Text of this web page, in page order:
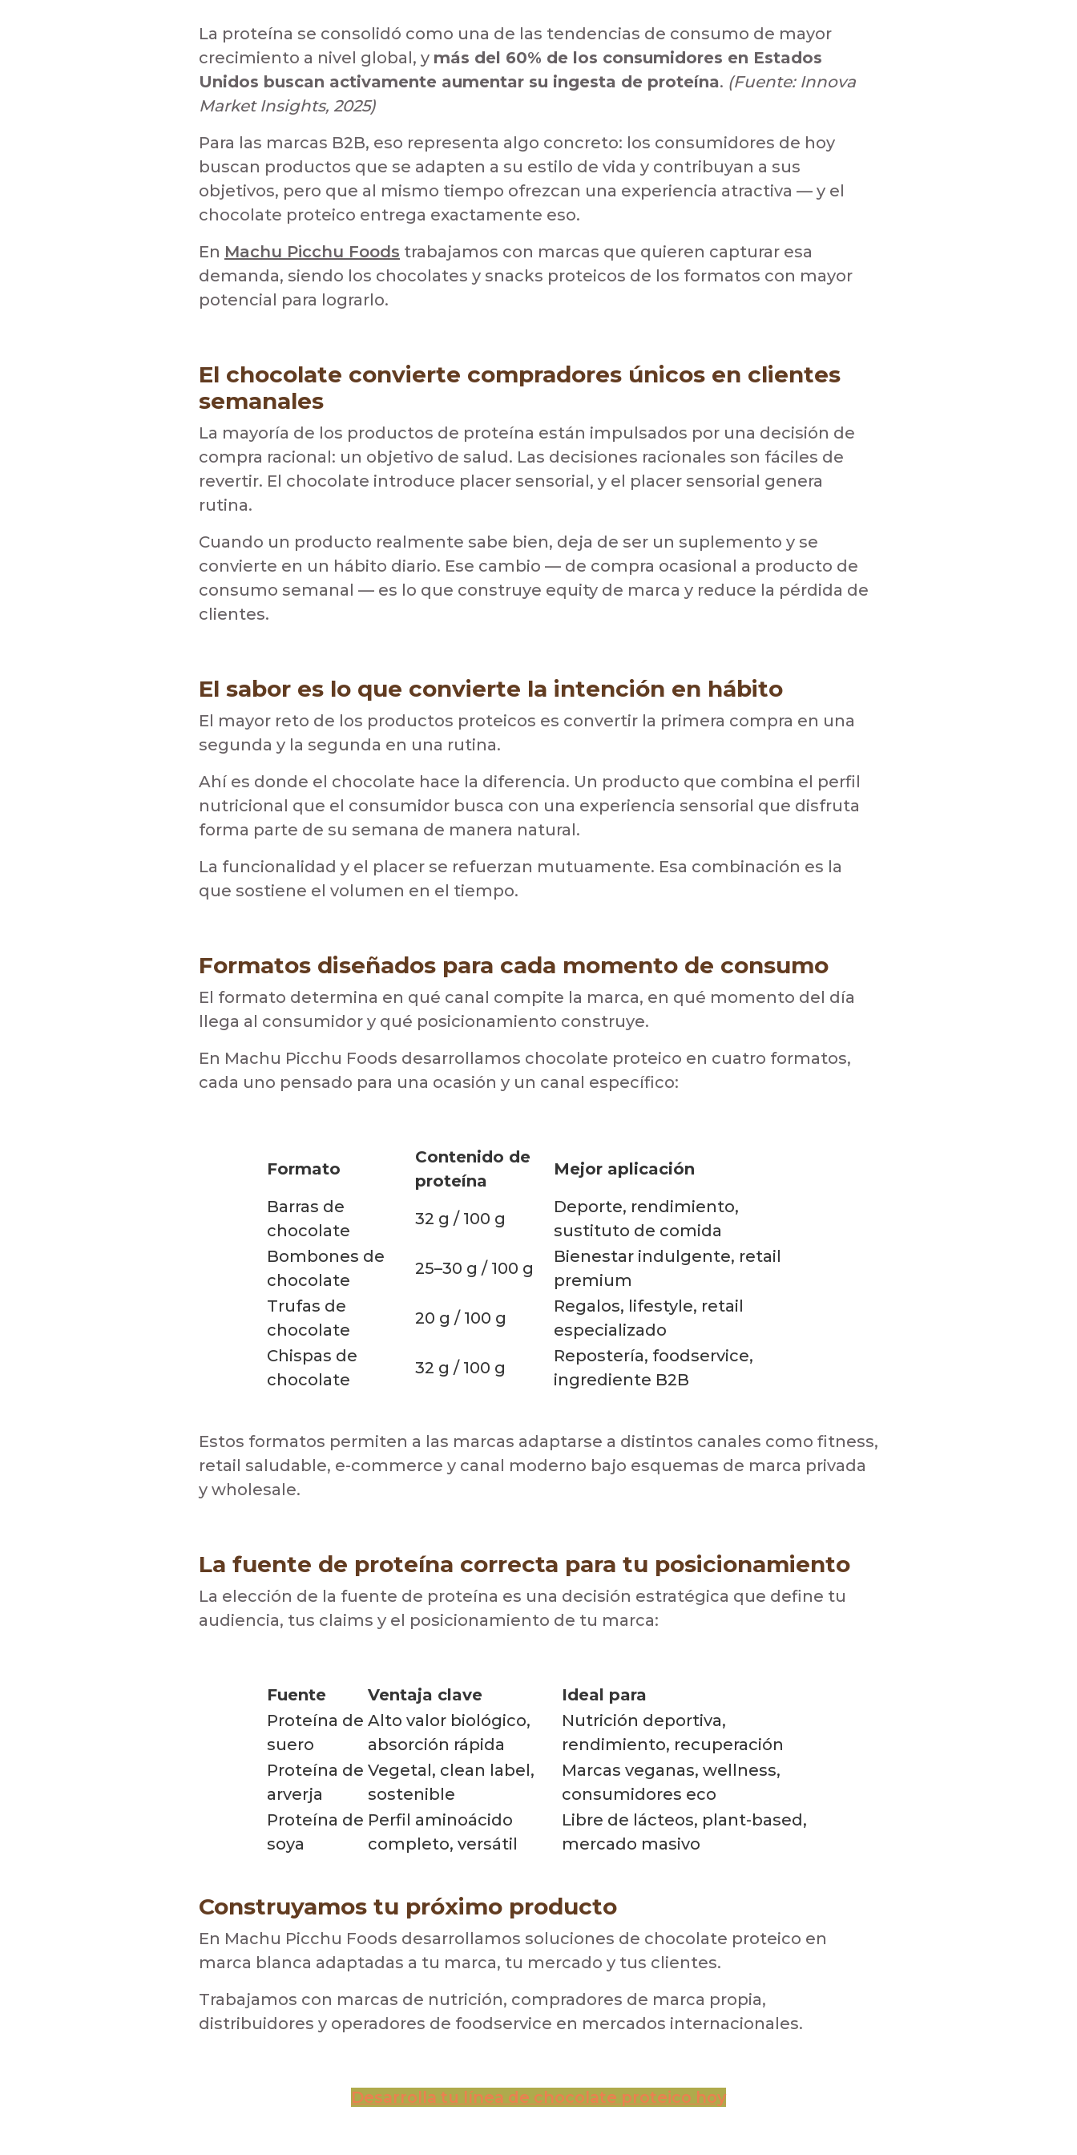
La proteína se consolidó como una de las tendencias de consumo de mayor
crecimiento a nivel global, y más del 60% de los consumidores en Estados
Unidos buscan activamente aumentar su ingesta de proteína. (Fuente: Innova
Market Insights, 2025)
Para las marcas B2B, eso representa algo concreto: los consumidores de hoy
buscan productos que se adapten a su estilo de vida y contribuyan a sus
objetivos, pero que al mismo tiempo ofrezcan una experiencia atractiva — y el
chocolate proteico entrega exactamente eso.
En Machu Picchu Foods trabajamos con marcas que quieren capturar esa
demanda, siendo los chocolates y snacks proteicos de los formatos con mayor
potencial para lograrlo.
El chocolate convierte compradores únicos en clientes
semanales
La mayoría de los productos de proteína están impulsados por una decisión de
compra racional: un objetivo de salud. Las decisiones racionales son fáciles de
revertir. El chocolate introduce placer sensorial, y el placer sensorial genera
rutina.
Cuando un producto realmente sabe bien, deja de ser un suplemento y se
convierte en un hábito diario. Ese cambio — de compra ocasional a producto de
consumo semanal — es lo que construye equity de marca y reduce la pérdida de
clientes.
El sabor es lo que convierte la intención en hábito
El mayor reto de los productos proteicos es convertir la primera compra en una
segunda y la segunda en una rutina.
Ahí es donde el chocolate hace la diferencia. Un producto que combina el perfil
nutricional que el consumidor busca con una experiencia sensorial que disfruta
forma parte de su semana de manera natural.
La funcionalidad y el placer se refuerzan mutuamente. Esa combinación es la
que sostiene el volumen en el tiempo.
Formatos diseñados para cada momento de consumo
El formato determina en qué canal compite la marca, en qué momento del día
llega al consumidor y qué posicionamiento construye.
En Machu Picchu Foods desarrollamos chocolate proteico en cuatro formatos,
cada uno pensado para una ocasión y un canal específico:
Formato
Contenido de
proteína
Mejor aplicación
Barras de
chocolate
32 g / 100 g
Deporte, rendimiento,
sustituto de comida
Bombones de
chocolate
25–30 g / 100 g
Bienestar indulgente, retail
premium
Trufas de
chocolate
20 g / 100 g
Regalos, lifestyle, retail
especializado
Chispas de
chocolate
32 g / 100 g
Repostería, foodservice,
ingrediente B2B
Estos formatos permiten a las marcas adaptarse a distintos canales como fitness,
retail saludable, e-commerce y canal moderno bajo esquemas de marca privada
y wholesale.
La fuente de proteína correcta para tu posicionamiento
La elección de la fuente de proteína es una decisión estratégica que define tu
audiencia, tus claims y el posicionamiento de tu marca:
Fuente Ventaja clave
Ideal para
Proteína de
suero
Alto valor biológico,
absorción rápida
Nutrición deportiva,
rendimiento, recuperación
Proteína de
arverja
Vegetal, clean label,
sostenible
Marcas veganas, wellness,
consumidores eco
Proteína de
soya
Perfil aminoácido
completo, versátil
Libre de lácteos, plant-based,
mercado masivo
Construyamos tu próximo producto
En Machu Picchu Foods desarrollamos soluciones de chocolate proteico en
marca blanca adaptadas a tu marca, tu mercado y tus clientes.
Trabajamos con marcas de nutrición, compradores de marca propia,
distribuidores y operadores de foodservice en mercados internacionales.
Desarrolla tu línea de chocolate proteico hoy